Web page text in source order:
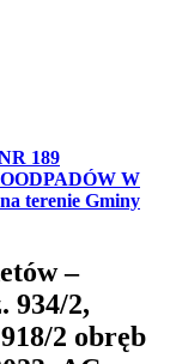
189
W
terenie Gminy
–
934/2,
2 obręb